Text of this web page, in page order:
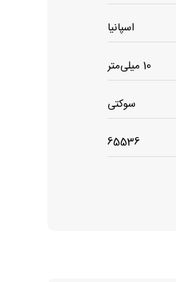
اسپانیا
10 میلی‌متر
سوکتی
65536